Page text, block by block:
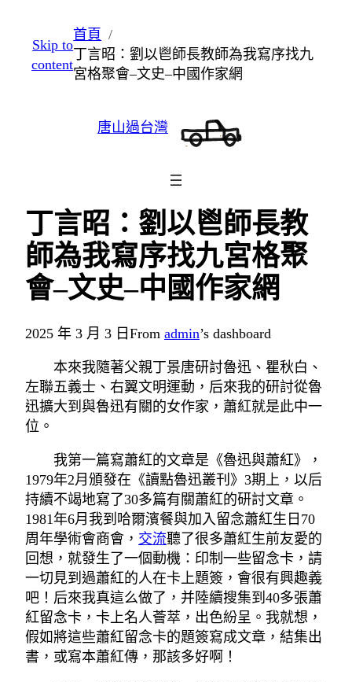
至
主
Skip to
content
首頁
丁言昭：劉以鬯師長教師為我寫序找九
宮格聚會–文史–中國作家網
唐山過台灣
丁言昭：劉以鬯師長教
師為我寫序找九宮格聚
會–文史–中國作家網
2025 年 3 月 3 日 From admin’s dashboard
本來我隨著父親丁景唐研討魯迅、瞿秋白、
左聯五義士、右翼文明運動，后來我的研討從魯
迅擴大到與魯迅有關的女作家，蕭紅就是此中一
位。
我第一篇寫蕭紅的文章是《魯迅與蕭紅》，
1979年2月頒發在《讀點魯迅叢刊》3期上，以后
持續不竭地寫了30多篇有關蕭紅的研討文章。
1981年6月我到哈爾濱餐與加入留念蕭紅生日70
周年學術會商會， 交流聽了很多蕭紅生前友愛的
回想，就發生了一個動機：印制一些留念卡，請
一切見到過蕭紅的人在卡上題簽，會很有興趣義
吧！后來我真這么做了，并陸續搜集到40多張蕭
紅留念卡，卡上名人薈萃，出色紛呈。我就想，
假如將這些蕭紅留念卡的題簽寫成文章，結集出
書，或寫本蕭紅傳，那該多好啊！